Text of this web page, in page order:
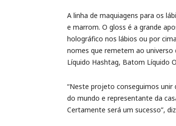
A linha de maquiagens para os
e marrom. O gloss é a grande
holográfico nos lábios ou por
nomes que remetem ao universo
Líquido Hashtag, Batom Líquido
“Neste projeto conseguimos unir
do mundo e representante da
Certamente será um sucesso”,